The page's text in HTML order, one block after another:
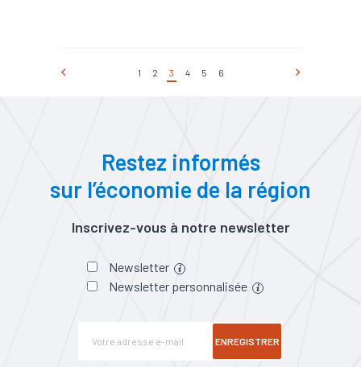
active
#Territoires
d'activités
1 2 3 4 5 6
Restez informés
sur l’économie de la région
Inscrivez-vous à notre newsletter
Newsletter
Newsletter personnalisée
ENREGISTRER